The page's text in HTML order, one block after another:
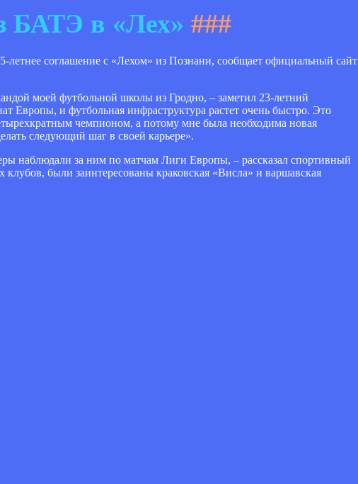
БАТЭ в «Лех» ###
соглашение с «Лехом» из Познани, сообщает официальный сайт
моей футбольной школы из Гродно, – заметил 23-летний
Европы, и футбольная инфраструктура растет очень быстро. Это
чемпионом, а потому мне была необходима новая
следующий шаг в своей карьере».
наблюдали за ним по матчам Лиги Европы, – рассказал спортивный
были заинтересованы краковская «Висла» и варшавская